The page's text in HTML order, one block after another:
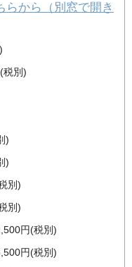
から（別窓で開き
税別)
)
)
別)
別)
円(税別)
円(税別)